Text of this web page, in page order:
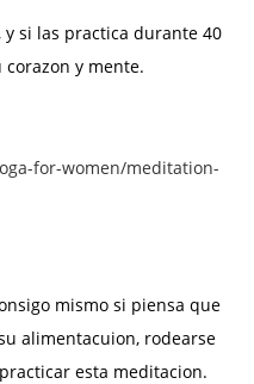
y si las practica durante 40
y mente.
for-women/meditation-
mismo si piensa que
alimentacuion, rodearse
esta meditacion.